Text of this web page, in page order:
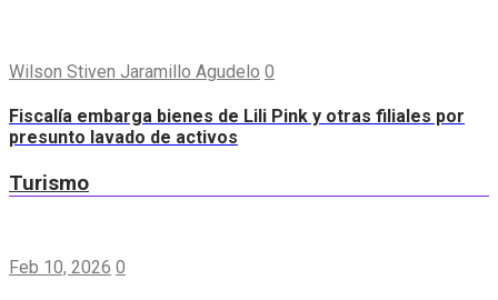
Wilson Stiven Jaramillo Agudelo 0
Fiscalía embarga bienes de Lili Pink y otras filiales por
presunto lavado de activos
Turismo
Feb 10, 2026 0